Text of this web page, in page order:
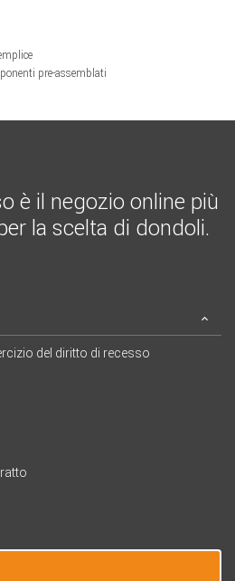
pre-assemblati
è il negozio online più
la scelta di dondoli.
del diritto di recesso